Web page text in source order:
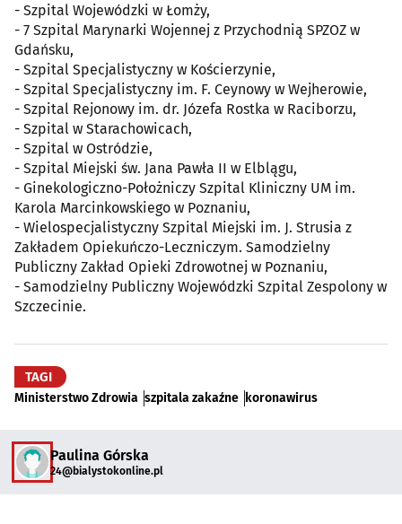
- Szpital Wojewódzki w Łomży,
- 7 Szpital Marynarki Wojennej z Przychodnią SPZOZ w
Gdańsku,
- Szpital Specjalistyczny w Kościerzynie,
- Szpital Specjalistyczny im. F. Ceynowy w Wejherowie,
- Szpital Rejonowy im. dr. Józefa Rostka w Raciborzu,
- Szpital w Starachowicach,
- Szpital w Ostródzie,
- Szpital Miejski św. Jana Pawła II w Elblągu,
- Ginekologiczno-Położniczy Szpital Kliniczny UM im.
Karola Marcinkowskiego w Poznaniu,
- Wielospecjalistyczny Szpital Miejski im. J. Strusia z
Zakładem Opiekuńczo-Leczniczym. Samodzielny
Publiczny Zakład Opieki Zdrowotnej w Poznaniu,
- Samodzielny Publiczny Wojewódzki Szpital Zespolony w
Szczecinie.
TAGI
Ministerstwo Zdrowia szpitala zakaźne koronawirus
Paulina Górska
24@bialystokonline.pl